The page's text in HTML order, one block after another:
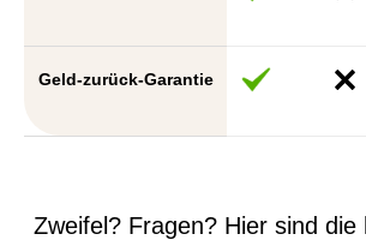
Geld-zurück-Garantie
Zweifel? Fragen? Hier sind die